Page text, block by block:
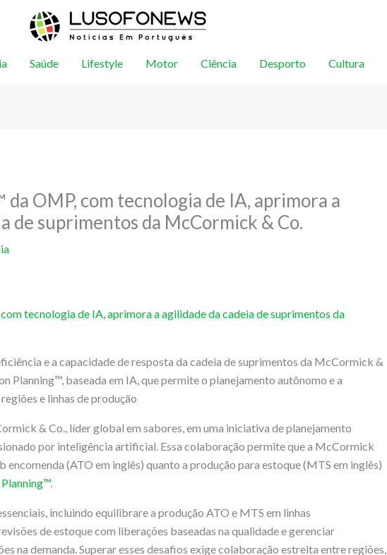
Saúde Lifestyle Motor Ciência Desporto Cultura
OMP, com tecnologia de IA, aprimora a
de suprimentos da McCormick & Co.
e a capacidade de resposta da cadeia de suprimentos da McCormick &
Planning™, baseada em IA, que permite o planejamento autônomo e a
e linhas de produção
& Co., líder global em sabores, em uma iniciativa de planejamento
por inteligência artificial. Essa colaboração permite que a McCormick
encomenda (ATO em inglês) quanto a produção para estoque (MTS em inglês)
.
incluindo equilibrare a produção ATO e MTS em linhas
de estoque com liberações baseadas na qualidade e gerenciar
na demanda. Superar esses desafios exige colaboração estreita entre regiões,